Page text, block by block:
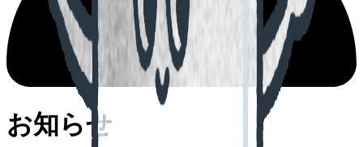
お知らせ